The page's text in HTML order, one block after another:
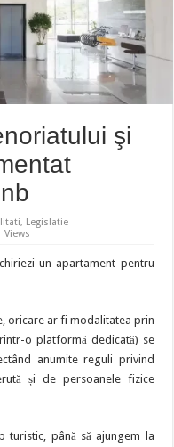
şi
, Legislatie
Views
un apartament pentru
oricare ar fi modalitatea prin
o platformă dedicată) se
anumite reguli privind
și de persoanele fizice
turistic, până să ajungem la